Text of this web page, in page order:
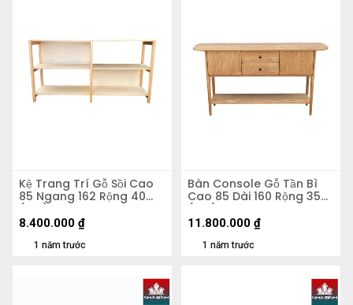
Kệ Trang Trí Gỗ Sồi Cao
85 Ngang 162 Rộng 40
(cm)
1 năm trước
8.400.000 ₫
Bàn Console Gỗ Tần Bì
Cao 85 Dài 160 Rộng 35
(cm)
1 năm trước
11.800.000 ₫